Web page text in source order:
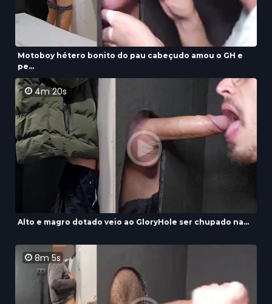
Motoboy hétero bonito do pau cabeçudo amou o GH e
pe...
4m 20s
Alto e magro dotado veio ao GloryHole ser chupado na...
8m 5s